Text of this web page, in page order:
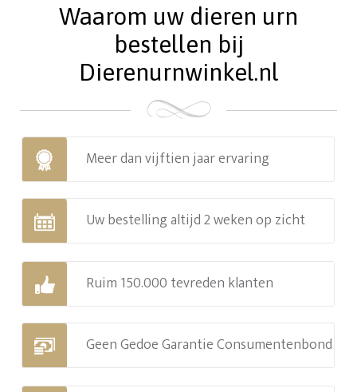
Waarom uw dieren urn
bestellen bij
Dierenurnwinkel.nl
Meer dan vijftien jaar ervaring
Uw bestelling altijd 2 weken op zicht
Ruim 150.000 tevreden klanten
Geen Gedoe Garantie Consumentenbond